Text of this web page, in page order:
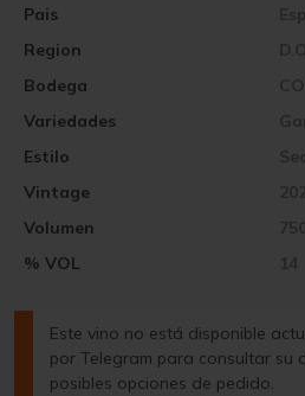
Pais
Vintage
Region
Volumen
Bodega
% VOL 14
Variedades
Estilo
Este vino no está disponible
por Telegram para consultar su
posibles opciones de pedido.